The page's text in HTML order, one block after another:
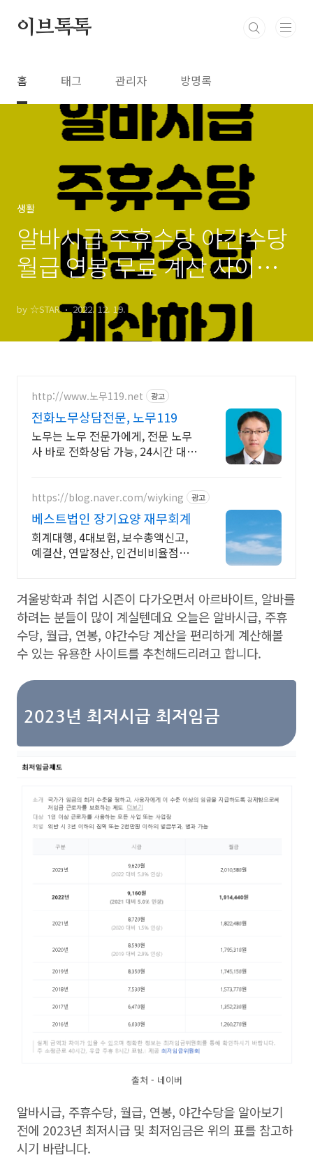
이브톡톡
홈 태그 관리자 방명록
생활
알바시급 주휴수당 야간수당
월급 연봉 무료 계산 사이트
by ☆STAR 2022. 12. 19.
http://www.노무119.net 광고
전화노무상담전문, 노무119
노무는 노무 전문가에게, 전문 노무
사 바로 전화상담 가능, 24시간 대기
https://blog.naver.com/wiyking 광고
베스트법인 장기요양 재무회계
회계대행, 4대보험, 보수총액신고,
예결산, 연말정산, 인건비비율점검,
겨울방학과 취업 시즌이 다가오면서 아르바이트, 알바를
하려는 분들이 많이 계실텐데요 오늘은 알바시급, 주휴
수당, 월급, 연봉, 야간수당 계산을 편리하게 계산해볼
수 있는 유용한 사이트를 추천해드리려고 합니다.
2023년 최저시급 최저임금
출처 - 네이버
알바시급, 주휴수당, 월급, 연봉, 야간수당을 알아보기
전에 2023년 최저시급 및 최저임금은 위의 표를 참고하
시기 바랍니다.